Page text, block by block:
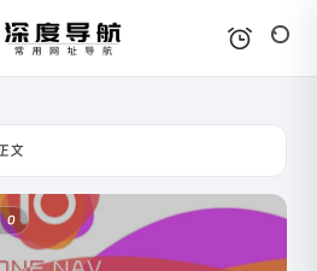
文
0